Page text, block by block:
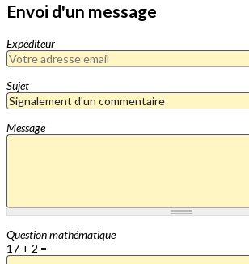
Envoi d'un message
Expéditeur
Sujet
Message
Question mathématique
17 + 2 =